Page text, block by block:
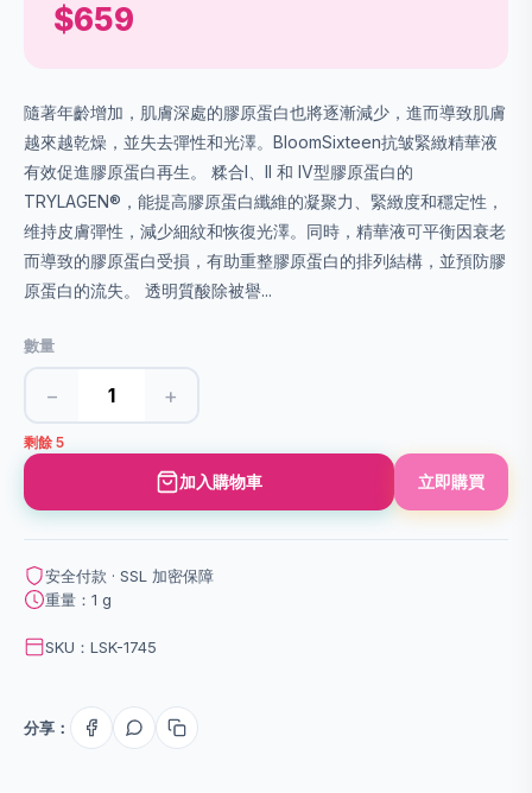
$659
隨著年齡增加，肌膚深處的膠原蛋白也將逐漸減少，進而導致肌膚
越來越乾燥，並失去彈性和光澤。BloomSixteen抗皱緊緻精華液
有效促進膠原蛋白再生。 糅合I、II 和 IV型膠原蛋白的
TRYLAGEN®，能提高膠原蛋白纖維的凝聚力、緊緻度和穩定性，
维持皮膚彈性，減少細紋和恢復光澤。同時，精華液可平衡因衰老
而導致的膠原蛋白受損，有助重整膠原蛋白的排列結構，並預防膠
原蛋白的流失。 透明質酸除被譽...
數量
− +
剩餘 5
加入購物車 立即購買
安全付款 · SSL 加密保障
重量：1 g
SKU：LSK-1745
分享：